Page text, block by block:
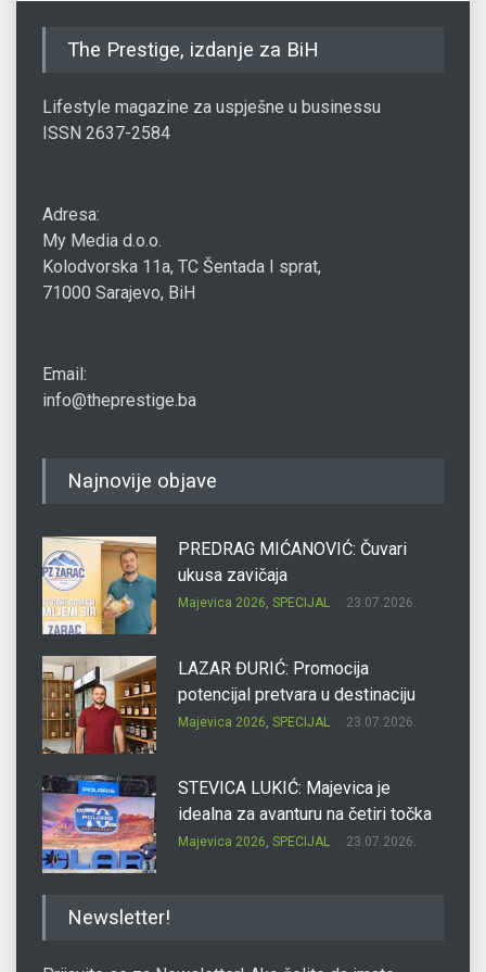
The Prestige, izdanje za BiH
Lifestyle magazine za uspješne u businessu
ISSN 2637-2584
Adresa:
My Media d.o.o.
Kolodvorska 11a, TC Šentada I sprat,
71000 Sarajevo, BiH
Email:
info@theprestige.ba
Najnovije objave
PREDRAG MIĆANOVIĆ: Čuvari
ukusa zavičaja
Majevica 2026, SPECIJAL 23.07.2026.
LAZAR ĐURIĆ: Promocija
potencijal pretvara u destinaciju
Majevica 2026, SPECIJAL 23.07.2026.
STEVICA LUKIĆ: Majevica je
idealna za avanturu na četiri točka
Majevica 2026, SPECIJAL 23.07.2026.
Newsletter!